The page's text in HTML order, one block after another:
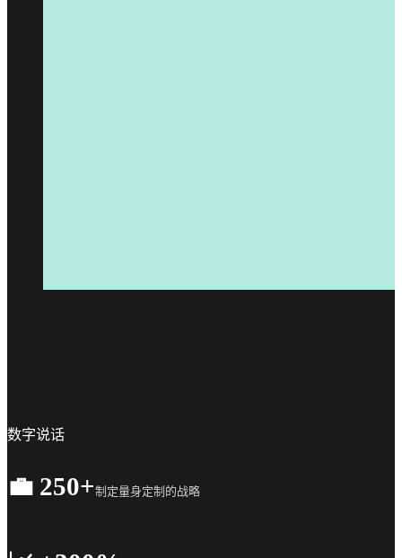
数字说话
💼 250+制定量身定制的战略